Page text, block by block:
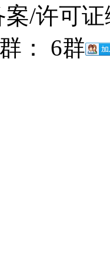
案/许可
： 6群